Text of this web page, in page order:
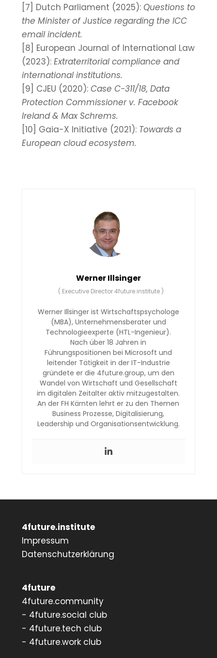
[7] Dutch Parliament (2025): Questions to
the Minister of Justice regarding the ICC
email incident.
[8] European Journal of International Law
(2023): Extraterritorial compliance and
international institutions.
[9] CJEU (2020): Case C-311/18, Data
Protection Commissioner v. Facebook
Ireland & Max Schrems.
[10] Gaia-X Initiative (2021): Towards a
European cloud ecosystem.
Werner Illsinger
( Executive Director 4future.institute )
Werner Illsinger ist Wirtschaftspsychologe
(MBA), Unternehmensberater und
Technologieexperte (HTL-Ingenieur).
Nach über 18 Jahren in
Führungspositionen bei Microsoft und
leitender Tätigkeit in der IT-Industrie
gründete er die 4future.group, um den
Wandel von Wirtschaft und Gesellschaft
im digitalen Zeitalter aktiv mitzugestalten.
An der FH Kärnten lehrt er zu den Themen
Business Prozesse, Digitalisierung,
Leadership und Organisationsentwicklung.
4future.institute
Impressum
Datenschutzerklärung
4future
4future.community
- 4future.social club
- 4future.tech club
- 4future.work club